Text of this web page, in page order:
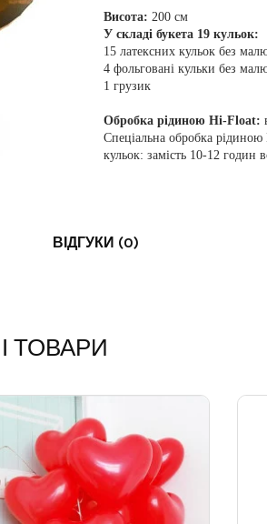
Висота: 200 см
У складі букета 19 кульок:
15 латексних кульок без
4 фольговані кульки без
1 грузик
Обробка рідиною Hi-Float:
Спеціальна обробка
кульок: замість 10-12 годин
ВІДГУКИ (0)
ТОВАРИ